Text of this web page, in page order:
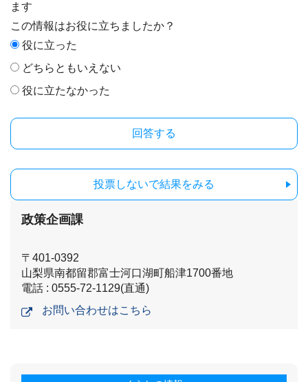
ます
この情報はお役に立ちましたか？
役に立った
どちらともいえない
役に立たなかった
投票しないで結果をみる
政策企画課
〒401-0392
山梨県南都留郡富士河口湖町船津1700番地
電話 : 0555-72-1129(直通)
お問い合わせはこちら